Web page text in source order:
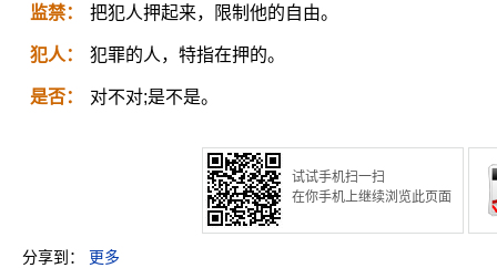
监禁： 把犯人押起来，限制他的自由。
犯人： 犯罪的人，特指在押的。
是否： 对不对;是不是。
试试手机扫一扫
在你手机上继续浏览此页面
分享到： 更多